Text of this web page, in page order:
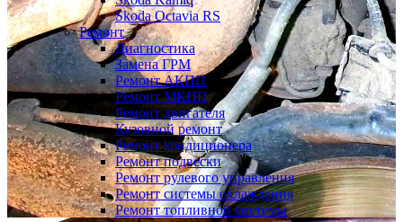
Skoda Octavia RS
Ремонт
Диагностика
Замена ГРМ
Ремонт АКПП
Ремонт МКПП
Ремонт двигателя
Кузовной ремонт
Ремонт кондиционера
Ремонт подвески
Ремонт рулевого управления
Ремонт системы охлаждения
Ремонт топливной системы